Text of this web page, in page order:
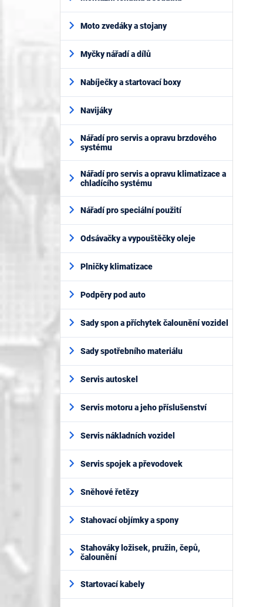
Moto zvedáky a stojany
Myčky nářadí a dílů
Nabíječky a startovací boxy
Navijáky
Nářadí pro servis a opravu brzdového
systému
Nářadí pro servis a opravu klimatizace a
chladícího systému
Nářadí pro speciální použití
Odsávačky a vypouštěčky oleje
Plničky klimatizace
Podpěry pod auto
Sady spon a příchytek čalounění vozidel
Sady spotřebního materiálu
Servis autoskel
Servis motoru a jeho příslušenství
Servis nákladních vozidel
Servis spojek a převodovek
Sněhové řetězy
Stahovací objímky a spony
Stahováky ložisek, pružin, čepů,
čalounění
Startovací kabely